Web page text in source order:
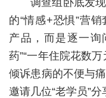
调查组卧底发
的“情感+恐惧”营
产品，而是逐一询
药”“一年住院花数
倾诉患病的不便与
邀请几位“老学员”分